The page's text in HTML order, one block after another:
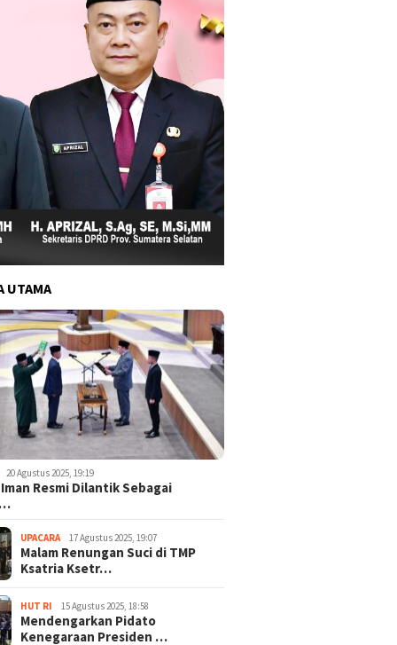
UTAMA
20 Agustus 2025, 19:19
Resmi Dilantik Sebagai
UPACARA 17 Agustus 2025, 19:07
Malam Renungan Suci di TMP
Ksatria Ksetr…
HUT RI 15 Agustus 2025, 18:58
Mendengarkan Pidato
Kenegaraan Presiden …